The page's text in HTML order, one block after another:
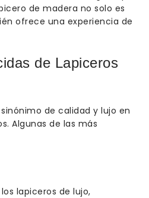
de madera no solo es
ofrece una experiencia de
de Lapiceros
de calidad y lujo en
Algunas de las más
lapiceros de lujo,